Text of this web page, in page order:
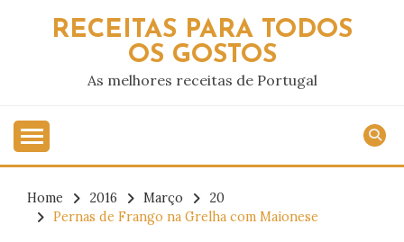
RECEITAS PARA TODOS
OS GOSTOS
As melhores receitas de Portugal
Home 2016 Março
20
Pernas de Frango na Grelha com Maionese